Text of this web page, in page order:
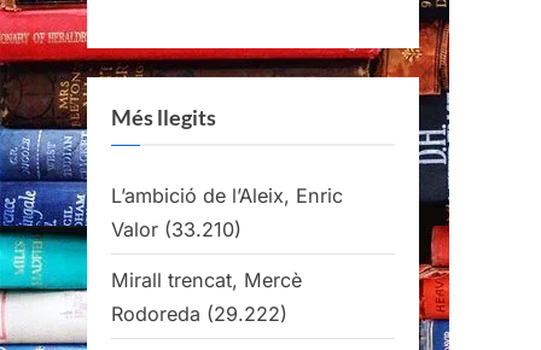
Més llegits
L’ambició de l’Aleix, Enric
Valor (33.210)
Mirall trencat, Mercè
Rodoreda (29.222)